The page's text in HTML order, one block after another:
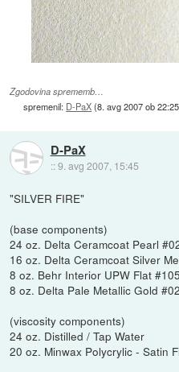
Zgodovina sprememb…
spremenil: D-PaX(8. avg 2007 ob 22:25
D-PaX
::9. avg 2007, 15:45
"SILVER FIRE"
(base components)
24 oz. Delta Ceramcoat Pearl
16 oz. Delta Ceramcoat Silver
8 oz. Behr Interior UPW Flat
8 oz. Delta Pale Metallic Gold
(viscosity components)
24 oz. Distilled / Tap Water
20 oz. Minwax Polycrylic - Satin